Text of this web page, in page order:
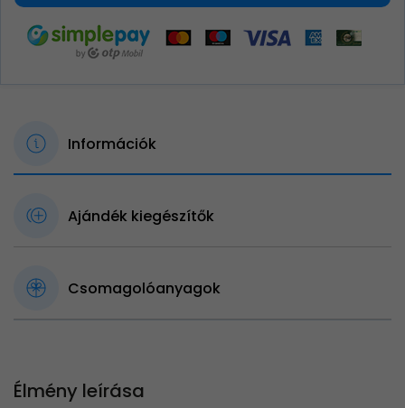
Információk
Ajándék kiegészítők
Csomagolóanyagok
Élmény leírása